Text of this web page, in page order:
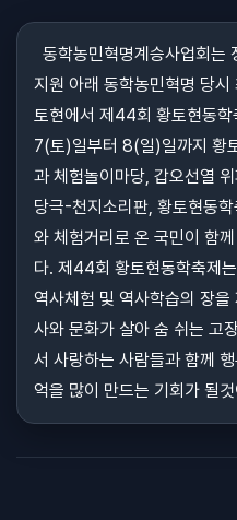
동학농민혁명계승사업회는
지원 아래 동학농민혁명 당
토현에서 제44회 황토현동
7(토)일부터 8(일)일까지 황
과 체험놀이마당, 갑오선열
당극-천지소리판, 황토현동
와 체험거리로 온 국민이 함
다. 제44회 황토현동학축제
역사체험 및 역사학습의 장
사와 문화가 살아 숨 쉬는 고
서 사랑하는 사람들과 함께
억을 많이 만드는 기회가 될